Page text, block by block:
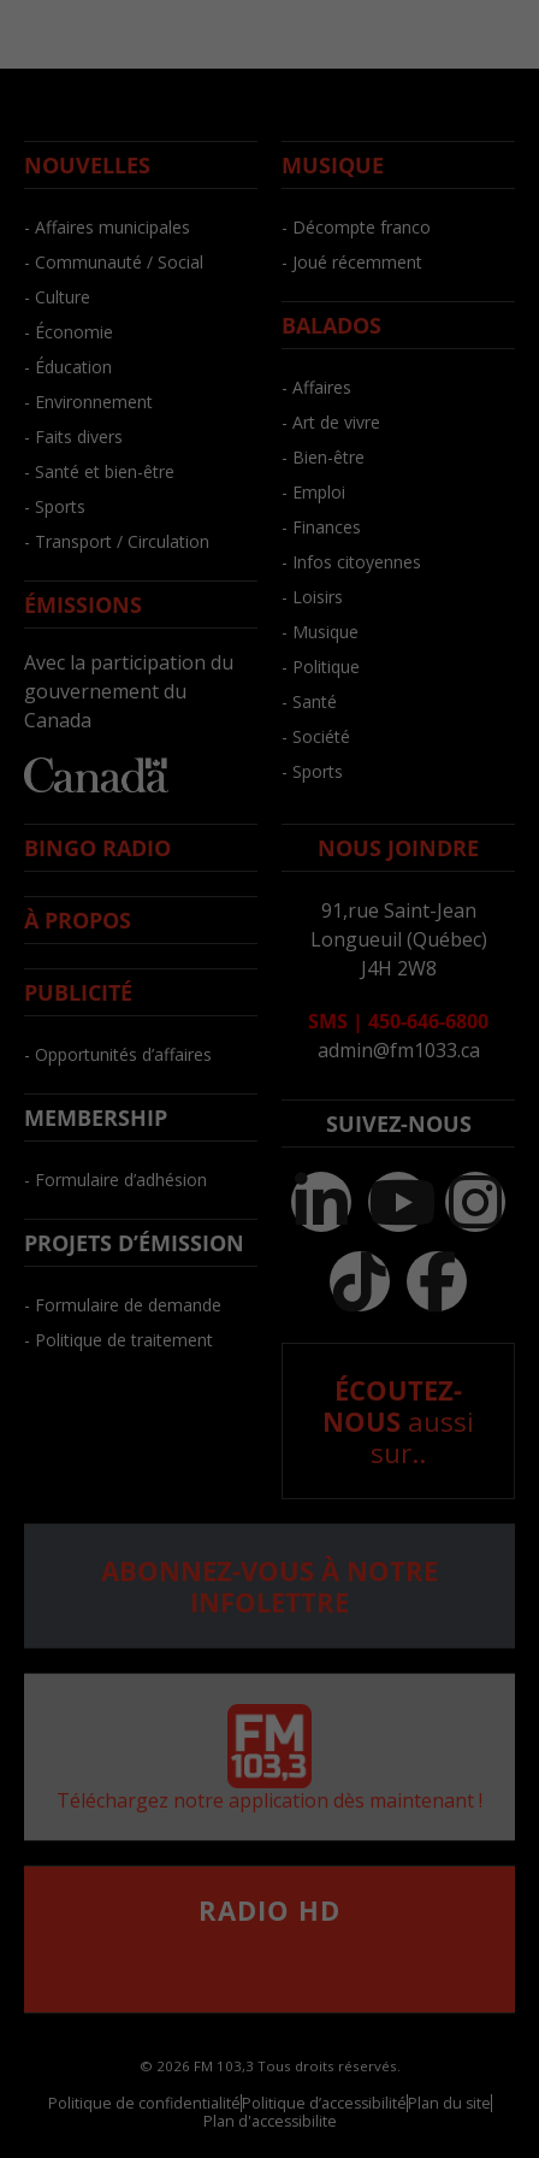
NOUVELLES
- Affaires municipales
- Communauté / Social
- Culture
- Économie
- Éducation
- Environnement
- Faits divers
- Santé et bien-être
- Sports
- Transport / Circulation
ÉMISSIONS
Avec la participation du
gouvernement du
Canada
MUSIQUE
- Décompte franco
- Joué récemment
BALADOS
- Affaires
- Art de vivre
- Bien-être
- Emploi
- Finances
- Infos citoyennes
- Loisirs
- Musique
- Politique
- Santé
- Société
- Sports
BINGO RADIO
À PROPOS
PUBLICITÉ
- Opportunités d’affaires
MEMBERSHIP
- Formulaire d’adhésion
PROJETS D’ÉMISSION
- Formulaire de demande
- Politique de traitement
NOUS JOINDRE
91,rue Saint-Jean
Longueuil (Québec)
J4H 2W8
SMS | 450-646-6800
admin@fm1033.ca
SUIVEZ-NOUS
ÉCOUTEZ-
NOUS aussi
sur..
ABONNEZ-VOUS À NOTRE
INFOLETTRE
Téléchargez notre application dès maintenant !
RADIO HD
© 2026 FM 103,3 Tous droits réservés.
Politique de confidentialitéPolitique d’accessibilitéPlan du site
Plan d'accessibilite